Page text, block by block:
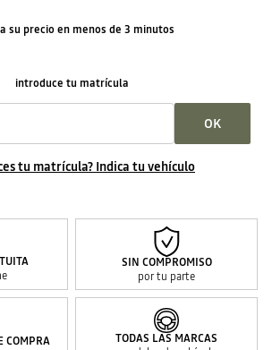
su precio en menos de 3 minutos
introduce tu matrícula
OK
tu matrícula? Indica tu vehículo
SIN COMPROMISO
por tu parte
COMPRA
TODAS LAS MARCAS